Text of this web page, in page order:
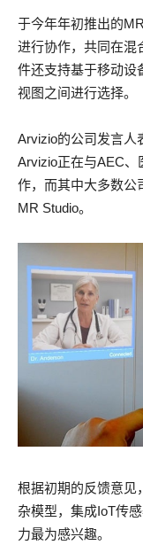
于今年年初推出的
进行协作，共同在混
件还支持基于移动设
视图之间进行选择。
Arvizio的公司发言人
Arvizio正在与AEC、
作，而其中大多数公
MR Studio。
根据初期的反馈意见
杂模型，集成IoT传
力最为感兴趣。